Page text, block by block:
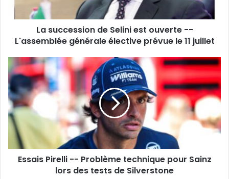
L'assemblée
élective
le
11
juillet
La succession de Selini est ouverte --
L'assemblée générale élective prévue le 11 juillet
Essais
Pirelli
-
-
Problème
technique
pour
Sainz
lors
desEssais Pirelli -- Problème technique pour Sainz
lors des tests de Silverstone